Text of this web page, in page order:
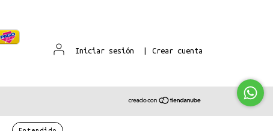
Iniciar sesión Crear cuenta